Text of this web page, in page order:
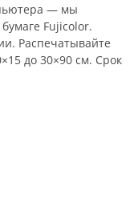
— мы
Fujicolor.
Распечатывайте
до 30×90 см. Срок